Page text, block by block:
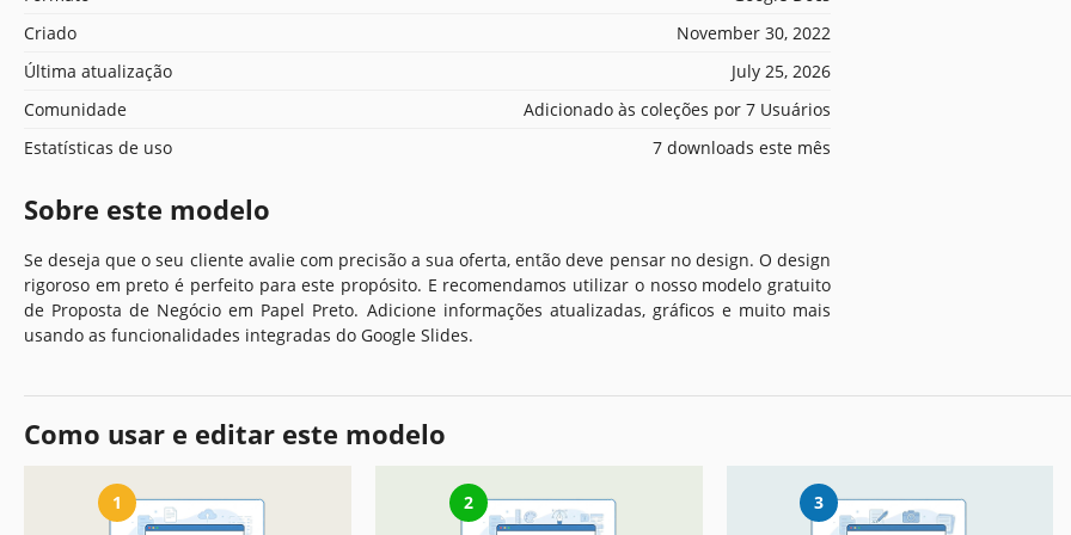
Criado
November 30, 2022
Última atualização
July 25, 2026
Comunidade
Adicionado às coleções por 7 Usuários
Estatísticas de uso
7 downloads este mês
Sobre este modelo
Se deseja que o seu cliente avalie com precisão a sua oferta, então deve pensar no design. O design
rigoroso em preto é perfeito para este propósito. E recomendamos utilizar o nosso modelo gratuito
de Proposta de Negócio em Papel Preto. Adicione informações atualizadas, gráficos e muito mais
usando as funcionalidades integradas do Google Slides.
Como usar e editar este modelo
1 2 3